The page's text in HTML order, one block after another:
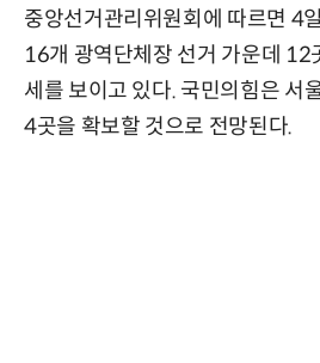
중앙선거관리위원회에 따르면 4
16개 광역단체장 선거 가운데 12
세를 보이고 있다. 국민의힘은 서
4곳을 확보할 것으로 전망된다.